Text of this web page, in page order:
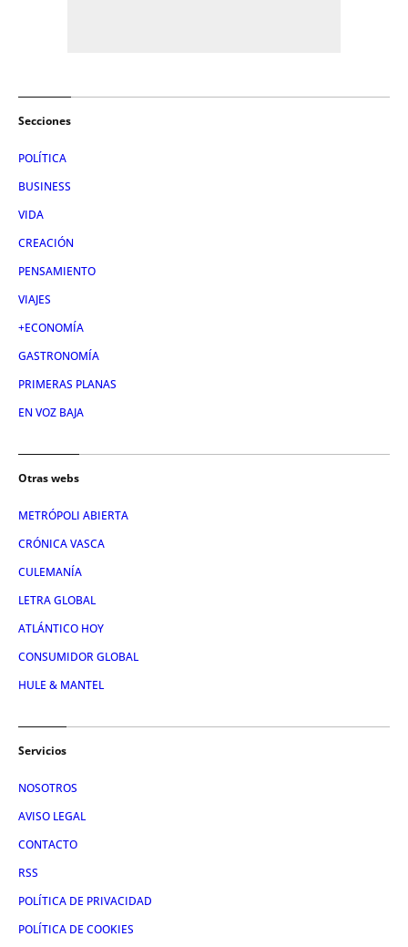
Secciones
POLÍTICA
BUSINESS
VIDA
CREACIÓN
PENSAMIENTO
VIAJES
+ECONOMÍA
GASTRONOMÍA
PRIMERAS PLANAS
EN VOZ BAJA
Otras webs
METRÓPOLI ABIERTA
CRÓNICA VASCA
CULEMANÍA
LETRA GLOBAL
ATLÁNTICO HOY
CONSUMIDOR GLOBAL
HULE & MANTEL
Servicios
NOSOTROS
AVISO LEGAL
CONTACTO
RSS
POLÍTICA DE PRIVACIDAD
POLÍTICA DE COOKIES